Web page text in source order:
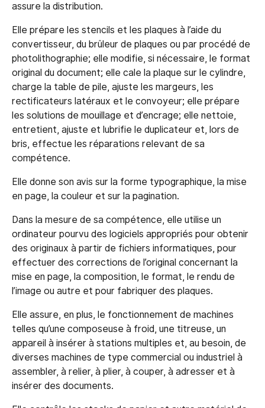
assure la distribution.
Elle prépare les stencils et les plaques à l’aide du
convertisseur, du brûleur de plaques ou par procédé de
photolithographie; elle modifie, si nécessaire, le format
original du document; elle cale la plaque sur le cylindre,
charge la table de pile, ajuste les margeurs, les
rectificateurs latéraux et le convoyeur; elle prépare
les solutions de mouillage et d’encrage; elle nettoie,
entretient, ajuste et lubrifie le duplicateur et, lors de
bris, effectue les réparations relevant de sa
compétence.
Elle donne son avis sur la forme typographique, la mise
en page, la couleur et sur la pagination.
Dans la mesure de sa compétence, elle utilise un
ordinateur pourvu des logiciels appropriés pour obtenir
des originaux à partir de fichiers informatiques, pour
effectuer des corrections de l’original concernant la
mise en page, la composition, le format, le rendu de
l’image ou autre et pour fabriquer des plaques.
Elle assure, en plus, le fonctionnement de machines
telles qu’une composeuse à froid, une titreuse, un
appareil à insérer à stations multiples et, au besoin, de
diverses machines de type commercial ou industriel à
assembler, à relier, à plier, à couper, à adresser et à
insérer des documents.